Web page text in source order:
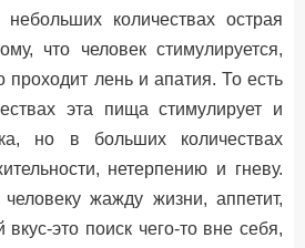
количествах острая
что человек стимулируется,
проходит лень и апатия. То есть
эта пища стимулирует и
но в больших количествах
нетерпению и гневу.
жажду жизни, аппетит,
это поиск чего-то вне себя,